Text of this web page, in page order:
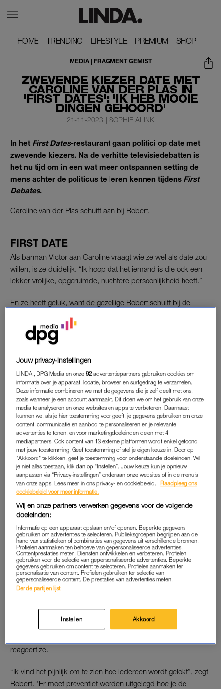
HOME
HOME TRENDING
TRENDING LIFESTYLE
LIFESTYLE PREMIUM
PREMIUM SHOP
SHOP
ZWEVENDE KIEZER DATE MET
CAROLINE VAN DER PLAS IN
'FIRST DATES': 'IK HEB MOOIE
DINGEN GEHOORD'
MEDIA| FRAGMENT GEMIST
21-11-2023 | SOPHIE ALINK
In het First Dates-restaurant gaan politici op date met
zwevende kiezers. Na de verhitte televisiedebatten is
het nu tijd om in een wat meer ontspannen setting de
mens achter de politicus te leren kennen tijdens First
Debates.
Caroline van der Plas schuift aan bij Robert.
FIRST DATE
Als barman Victor aan Caroline vraagt wie ze wel als date zou
willen, is ze duidelijk. “Ik hoop dat het iemand is die ook een
lekker vrolijke, opgeruimde, nuchtere persoonlijkheid heeft.”
En ze heeft geluk, want de gezellige Robert schuift bij de
persoon, in plaats van dat je een politieke rol hebt”. Maar dat
betekent niet dat Robert niet van plan is om kritisch te zijn. Iets
“De manier waarop we dingen met elkaar oplossen moet
veranderen”, vindt Robert. Hij is benieuwd hoe Caroline hier
tegenaan kijkt, en of zij hem kan beïnvloeden om morgen op
de BBB te stemmen.
Kopen, huren en bouwen: dit
zeggen
verkiezingsprogramma's over
de woningmarkt
LEES OOK
OPEN
Eigenlijk klikt het meteen goed tussen Robert en Caroline. Ze
kunnen lachen met elkaar, over en weer worden er grappen
gemaakt. Dat stelt Robert dusdanig op zijn gemak dat hij
openhartig een persoonlijke ervaring deelt.
Hij vertelt jarenlang verslaafd te zijn geweest aan online
reageert ze.
“Ik vind het pijnlijk om te zien hoe iedereen wordt gelokt”, zegt
Robert. “Er moet preventief worden uitgelegd hoe je de
Jouw privacy-instellingen
LINDA., DPG Media en onze92 advertentiepartners gebruiken cookies om
informatie over je apparaat, locatie, browser en surfgedrag te verzamelen.
Deze informatie combineren we met de gegevens die je zelf deelt met ons,
zoals wanneer je een account aanmaakt. Dit doen we om het gebruik van onze
media te analyseren en onze websites en apps te verbeteren. Daarnaast
kunnen we, als je hier toestemming voor geeft, je gegevens gebruiken om onze
content, communicatie en aanbod te personaliseren en je relevante
advertenties te tonen, en voor marketingdoeleinden delen met 4
mediapartners. Ook content van 13 externe platformen wordt enkel getoond
met jouw toestemming. Geef toestemming of stel je eigen keuze in. Door op
"Akkoord" te klikken, geef je toestemming voor onderstaande doeleinden. Wil
je niet alles toestaan, klik dan op “Instellen”. Jouw keuze kun je opnieuw
aanpassen via “Privacy-instellingen” onderaan onze websites of in de menu’s
van onze apps. Lees meer in ons privacy- en cookiebeleid.
Raadpleeg ons
cookiebeleid voor meer informatie.
Wij en onze partners verwerken gegevens voor de volgende
doeleinden:
Informatie op een apparaat opslaan en/of openen. Beperkte gegevens
gebruiken om advertenties te selecteren. Publieksgroepen begrijpen aan de
hand van statistieken of combinaties van gegevens uit verschillende bronnen.
Profielen aanmaken ten behoeve van gepersonaliseerde advertenties.
Contentprestaties meten. Diensten ontwikkelen en verbeteren. Profielen
gebruiken voor de selectie van gepersonaliseerde advertenties. Beperkte
gegevens gebruiken om content te selecteren. Profielen aanmaken ter
personalisatie van content. Profielen gebruiken ter selectie van
gepersonaliseerde content. De prestaties van advertenties meten.
Derde partijen lijst
Instellen Akkoord